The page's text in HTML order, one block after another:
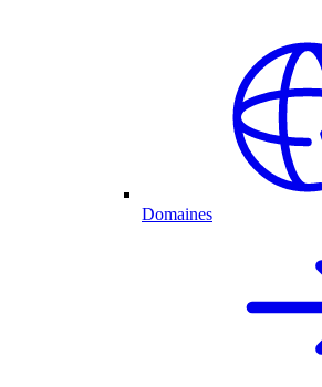
Domaines